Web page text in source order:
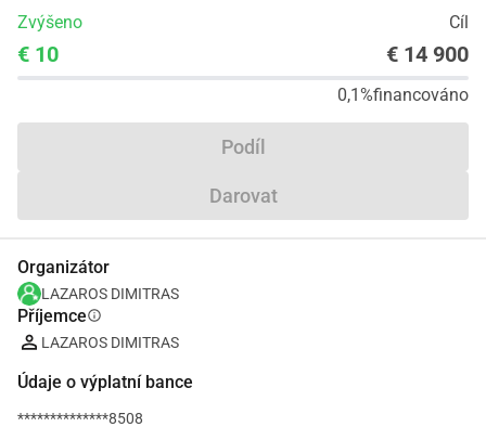
Zvýšeno Cíl
€ 10 € 14 900
0,1%financováno
Podíl
Darovat
Organizátor
LAZAROS DIMITRAS
Příjemceinfo
LAZAROS DIMITRAS
Údaje o výplatní bance
**************8508